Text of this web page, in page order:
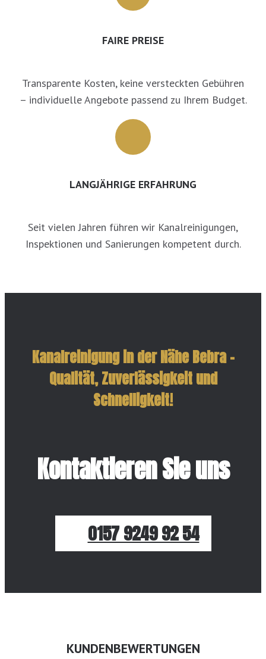
FAIRE PREISE
Transparente Kosten, keine versteckten Gebühren
– individuelle Angebote passend zu Ihrem Budget.
LANGJÄHRIGE ERFAHRUNG
Seit vielen Jahren führen wir Kanalreinigungen,
Inspektionen und Sanierungen kompetent durch.
Kanalreinigung in der Nähe Bebra –
Qualität, Zuverlässigkeit und
Schnelligkeit!
Kontaktieren Sie uns
0157 9249 92 54
KUNDENBEWERTUNGEN